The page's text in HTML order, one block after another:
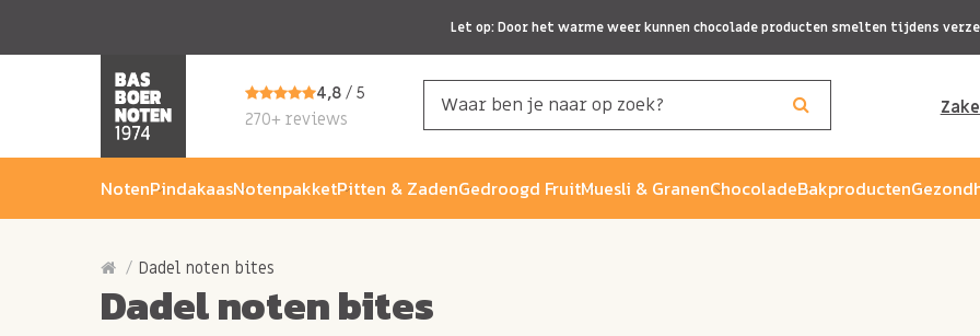
Let op: Door het warme weer kunnen chocolade producten smelten tijdens
4,8/ 5
270+ reviews
NotenPindakaasNotenpakketPitten & ZadenGedroogd FruitMuesli & GranenChocoladeBakproducten
Dadel noten bites
Dadel noten bites